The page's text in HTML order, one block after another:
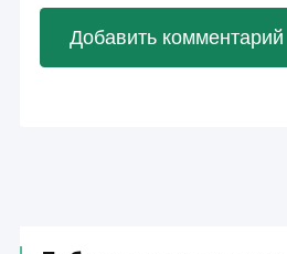
Добавить комментарий